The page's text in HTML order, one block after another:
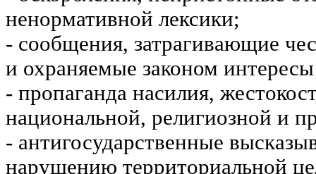
ненормативной лексики;
- сообщения, затрагивающие
и охраняемые законом
- пропаганда насилия,
национальной, религиозной и
- антигосударственные
нарушению территориальной